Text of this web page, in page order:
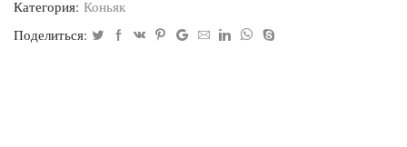
Категория: Коньяк
Поделиться: